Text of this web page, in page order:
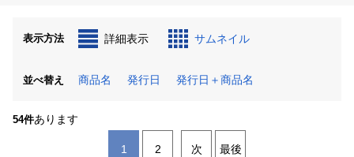
表示方法 詳細表示 サムネイル
並べ替え 商品名 発行日 発行日＋商品名
54件あります
1 2 次 最後